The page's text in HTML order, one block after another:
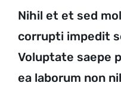
Nihil et et sed
corrupti impedit
Voluptate saepe
ea laborum non